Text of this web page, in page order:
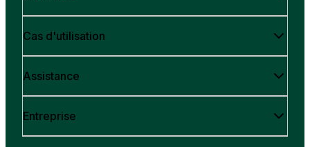
Cas d'utilisation
Assistance
Entreprise